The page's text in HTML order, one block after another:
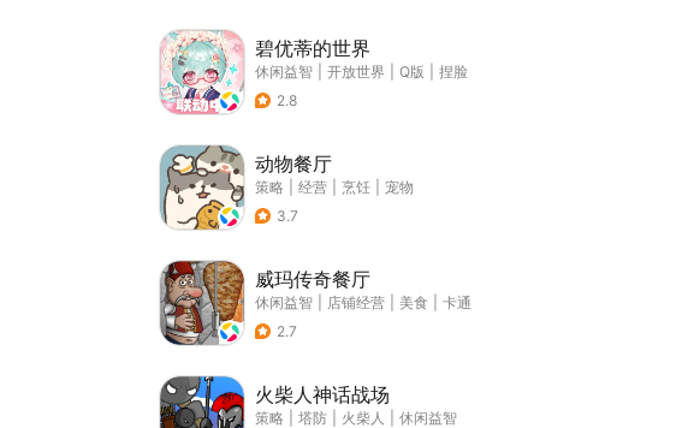
碧优蒂的世界
休闲益智 开放世界 Q版
捏脸
2.8
动物餐厅
策略 经营 烹饪
宠物
3.7
威玛传奇餐厅
休闲益智 店铺经营 美食
卡通
2.7
火柴人神话战场
策略 塔防 火柴人
休闲益智